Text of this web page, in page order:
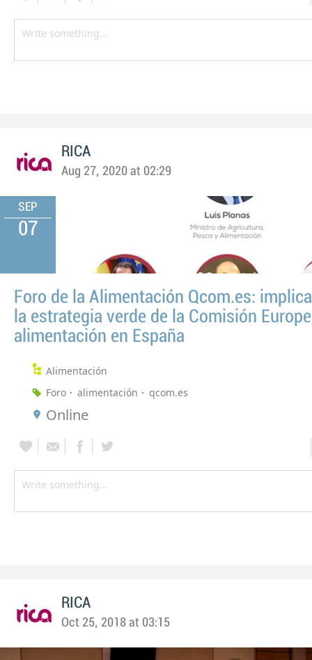
RICA
Aug 27, 2020 at 02:29
SEP
07
Foro de la Alimentación Qcom.es:
la estrategia verde de la Comisión
alimentación en España
Alimentación
Foro
alimentación qcom.es
Online
RICA
Oct 25, 2018 at 03:15